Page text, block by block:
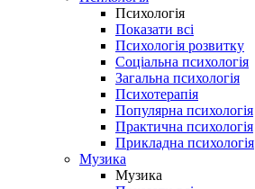
Психологія
Показати всі
Психологія розвитку
Соціальна психологія
Загальна психологія
Психотерапія
Популярна психологія
Практична психологія
Прикладна психологія
Музика
Музика